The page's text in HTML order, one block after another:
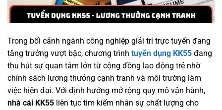
Trong bối cảnh ngành công nghiệp giải trí trực tuyến đang
tăng trưởng vượt bậc, chương trình tuyển dụng KK55 đang
thu hút sự quan tâm lớn từ cộng đồng lao động trẻ nhờ
chính sách lương thưởng cạnh tranh và môi trường làm
việc hiện đại. Với định hướng mở rộng quy mô vận hành,
nhà cái KK55 liên tục tìm kiếm nhân sự chất lượng cho